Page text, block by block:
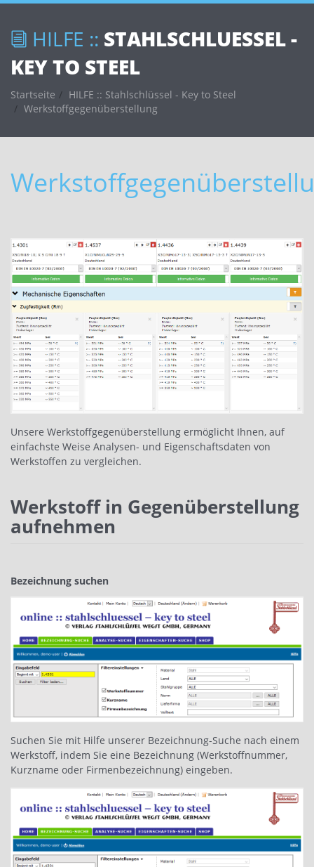
HILFE :: STAHLSCHLUESSEL -
KEY TO STEEL
Startseite
HILFE :: Stahlschlüssel - Key to Steel
Werkstoffgegenüberstellung
Unsere Werkstoffgegenüberstellung ermöglicht Ihnen, auf
einfachste Weise Analysen- und Eigenschaftsdaten von
Werkstoffen zu vergleichen.
Werkstoff in Gegenüberstellung
aufnehmen
Bezeichnung suchen
Suchen Sie mit Hilfe unserer Bezeichnung-Suche nach einem
Werkstoff, indem Sie eine Bezeichnung (Werkstoffnummer,
Kurzname oder Firmenbezeichnung) eingeben.